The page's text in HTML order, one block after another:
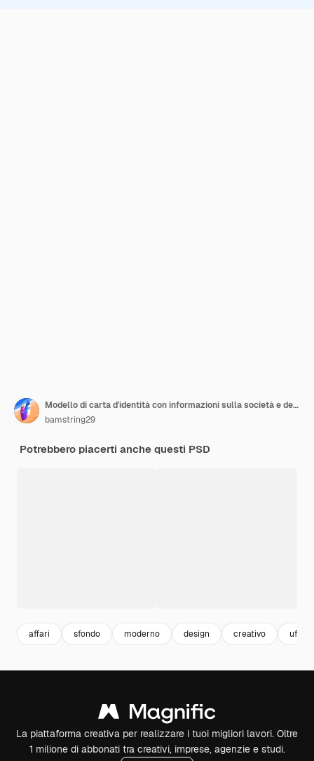
Modello di carta d'identità con informazioni sulla società e dettagli personali
bamstring29
Potrebbero piacerti anche questi PSD
affari sfondo moderno design creativo ufficio
La piattaforma creativa per realizzare i tuoi migliori lavori. Oltre
1 milione di abbonati tra creativi, imprese, agenzie e studi.